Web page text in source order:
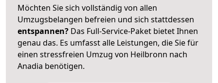
Möchten Sie sich vollständig von allen
Umzugsbelangen befreien und sich stattdessen
entspannen? Das Full-Service-Paket bietet Ihnen
genau das. Es umfasst alle Leistungen, die Sie für
einen stressfreien Umzug von Heilbronn nach
Anadia benötigen.